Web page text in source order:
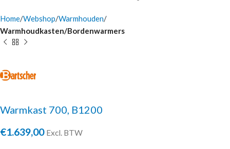
Home Webshop Warmhouden
Warmhoudkasten/Bordenwarmers
Warmkast 700, B1200
€1.639,00 Excl. BTW